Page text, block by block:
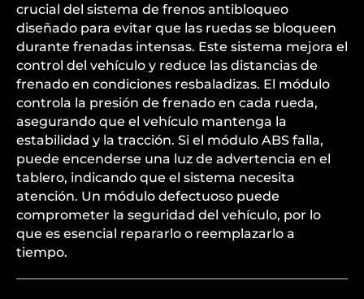
crucial del sistema de frenos antibloqueo
diseñado para evitar que las ruedas se bloqueen
durante frenadas intensas. Este sistema mejora el
control del vehículo y reduce las distancias de
frenado en condiciones resbaladizas. El módulo
controla la presión de frenado en cada rueda,
asegurando que el vehículo mantenga la
estabilidad y la tracción. Si el módulo ABS falla,
puede encenderse una luz de advertencia en el
tablero, indicando que el sistema necesita
atención. Un módulo defectuoso puede
comprometer la seguridad del vehículo, por lo
que es esencial repararlo o reemplazarlo a
tiempo.